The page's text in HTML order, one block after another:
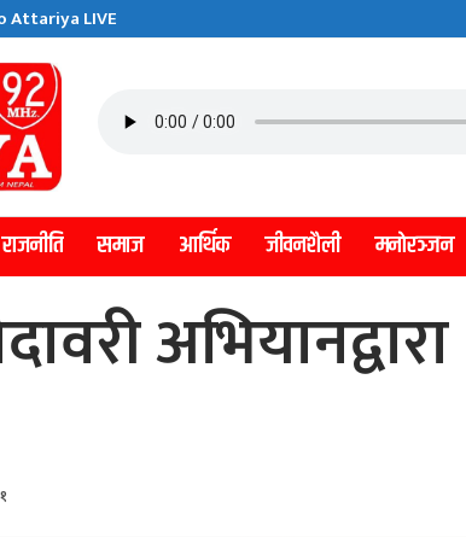
Attariya LIVE
राजनीति समाज आर्थिक जीवनशैली मनाेरञ्जन
अभियानद्वारा